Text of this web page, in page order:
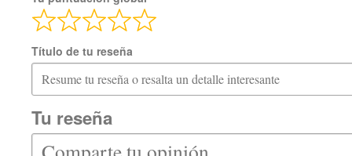
Título de tu reseña
Tu reseña